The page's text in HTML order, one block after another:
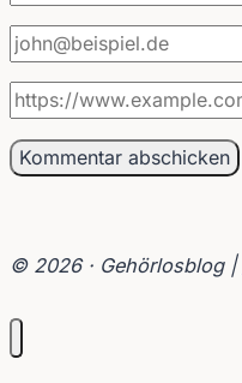
© 2026 · Gehörlosblog |